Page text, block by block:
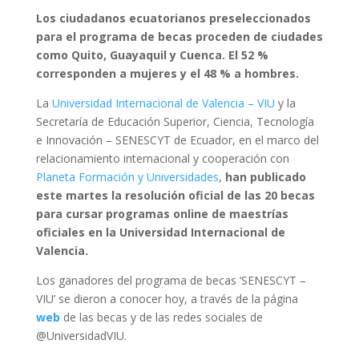
Los ciudadanos ecuatorianos preseleccionados
para el programa de becas proceden de ciudades
como Quito, Guayaquil y Cuenca. El 52 %
corresponden a mujeres y el 48 % a hombres.
La Universidad Internacional de Valencia – VIU y la
Secretaría de Educación Superior, Ciencia, Tecnología
e Innovación – SENESCYT de Ecuador, en el marco del
relacionamiento internacional y cooperación con
Planeta Formación y Universidades, han publicado
este martes la resolución oficial de las 20 becas
para cursar programas online de maestrías
oficiales en la Universidad Internacional de
Valencia.
Los ganadores del programa de becas ‘SENESCYT –
VIU’ se dieron a conocer hoy, a través de la página
web de las becas y de las redes sociales de
@UniversidadVIU.